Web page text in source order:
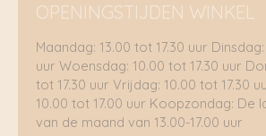
OPENINGSTIJDEN WINKEL
Maandag: 13.00 tot 17.30 uur
uur Woensdag: 10.00 tot 17.30 uur
tot 17.30 uur Vrijdag: 10.00 tot 17.30
10.00 tot 17.00 uur Koopzondag: De
van de maand van 13.00-17.00 uur